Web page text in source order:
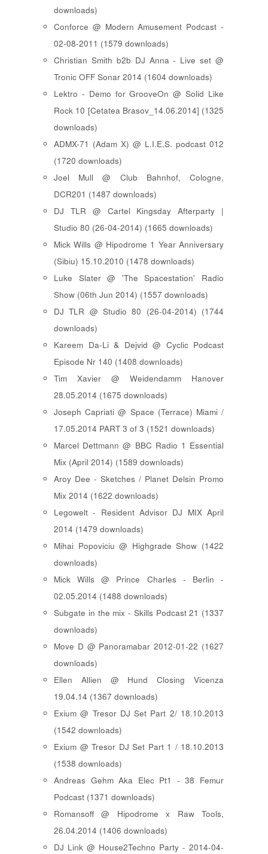
downloads)
Conforce @ Modern Amusement Podcast -
02-08-2011 (1579 downloads)
Christian Smith b2b DJ Anna - Live set @
Tronic OFF Sonar 2014 (1604 downloads)
Lektro - Demo for GrooveOn @ Solid Like
Rock 10 [ Cetatea Brasov_14.06.2014 ] (1325
downloads)
ADMX-71 (Adam X) @ L.I.E.S. podcast 012
(1720 downloads)
Joel Mull @ Club Bahnhof, Cologne,
DCR201 (1487 downloads)
DJ TLR @ Cartel Kingsday Afterparty |
Studio 80 (26-04-2014) (1665 downloads)
Mick Wills @ Hipodrome 1 Year Anniversary
(Sibiu) 15.10.2010 (1478 downloads)
Luke Slater @ 'The Spacestation' Radio
Show (06th Jun 2014) (1557 downloads)
DJ TLR @ Studio 80 (26-04-2014) (1744
downloads)
Kareem Da-Li & Dejvid @ Cyclic Podcast
Episode Nr 140 (1408 downloads)
Tim Xavier @ Weidendamm Hanover
28.05.2014 (1675 downloads)
Joseph Capriati @ Space (Terrace) Miami /
17.05.2014 PART 3 of 3 (1521 downloads)
Marcel Dettmann @ BBC Radio 1 Essential
Mix (April 2014) (1589 downloads)
Aroy Dee - Sketches / Planet Delsin Promo
Mix 2014 (1622 downloads)
Legowelt - Resident Advisor DJ MIX April
2014 (1479 downloads)
Mihai Popoviciu @ Highgrade Show (1422
downloads)
Mick Wills @ Prince Charles - Berlin -
02.05.2014 (1488 downloads)
Subgate in the mix - Skills Podcast 21 (1337
downloads)
Move D @ Panoramabar 2012-01-22 (1627
downloads)
Ellen Allien @ Hund Closing Vicenza
19.04.14 (1367 downloads)
Exium @ Tresor DJ Set Part 2/ 18.10.2013
(1542 downloads)
Exium @ Tresor DJ Set Part 1 / 18.10.2013
(1538 downloads)
Andreas Gehm Aka Elec Pt1 - 38 Femur
Podcast (1371 downloads)
Romansoff @ Hipodrome x Raw Tools,
26.04.2014 (1406 downloads)
DJ Link @ House2Techno Party - 2014-04-